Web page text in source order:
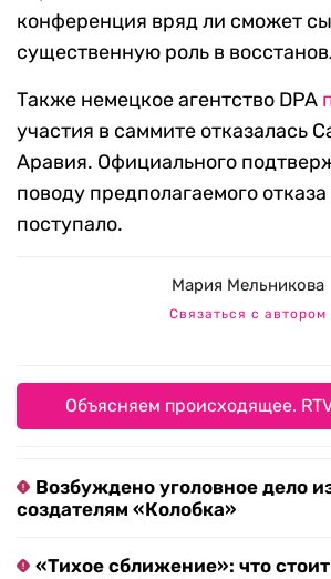
конференция вряд ли сможет
существенную роль в
Также немецкое агентство DPA
участия в саммите отказалась
Аравия. Официального
поводу предполагаемого
поступало.
Мария Мельникова
Связаться с автором
Объясняем происходящее.
Возбуждено уголовное дело
создателям «Колобка»
«Тихое сближение»: что